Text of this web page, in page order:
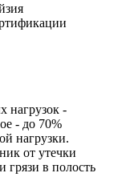
нагрузок -
- до 70%
нагрузки.
от утечки
грязи в полость